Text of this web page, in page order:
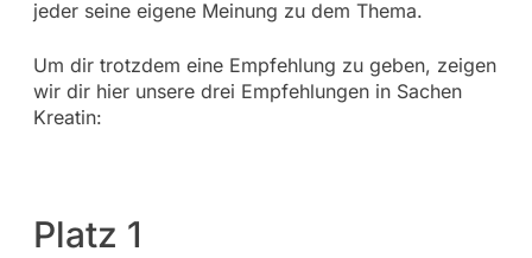
jeder seine eigene Meinung zu dem Thema.
Um dir trotzdem eine Empfehlung zu geben, zeigen
wir dir hier unsere drei Empfehlungen in Sachen
Kreatin:
Platz 1